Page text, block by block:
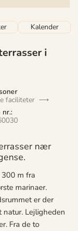
Kalender
i
faciliteter
nr.:
nær
m fra
marinaer.
er der
natur. Lejligheden
Fra de to